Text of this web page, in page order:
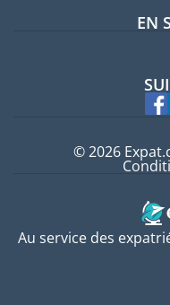
EN
Au service des
© 2026